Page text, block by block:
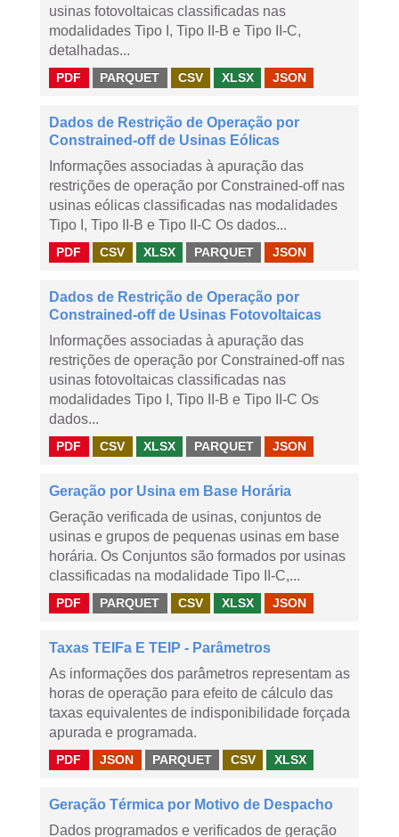
usinas fotovoltaicas classificadas nas
modalidades Tipo I, Tipo II-B e Tipo II-C,
detalhadas...
PDF PARQUET CSV XLSX JSON
Dados de Restrição de Operação por
Constrained-off de Usinas Eólicas
Informações associadas à apuração das
restrições de operação por Constrained-off nas
usinas eólicas classificadas nas modalidades
Tipo I, Tipo II-B e Tipo II-C Os dados...
PDF CSV XLSX PARQUET JSON
Dados de Restrição de Operação por
Constrained-off de Usinas Fotovoltaicas
Informações associadas à apuração das
restrições de operação por Constrained-off nas
usinas fotovoltaicas classificadas nas
modalidades Tipo I, Tipo II-B e Tipo II-C Os
dados...
PDF CSV XLSX PARQUET JSON
Geração por Usina em Base Horária
Geração verificada de usinas, conjuntos de
usinas e grupos de pequenas usinas em base
horária. Os Conjuntos são formados por usinas
classificadas na modalidade Tipo II-C,...
PDF PARQUET CSV XLSX JSON
Taxas TEIFa E TEIP - Parâmetros
As informações dos parâmetros representam as
horas de operação para efeito de cálculo das
taxas equivalentes de indisponibilidade forçada
apurada e programada.
PDF JSON PARQUET CSV XLSX
Geração Térmica por Motivo de Despacho
Dados programados e verificados de geração